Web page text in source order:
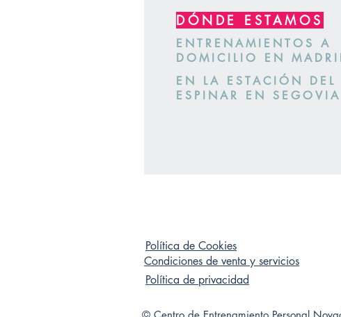
ENTRENAMIENTOS A
DOMICILIO EN
DÓNDE ESTAMOS
EN LA ESTACIÓN DEL
ESPINAR EN SEGOVIA
Política de Cookies
Condiciones de venta y servicios
Política de privacidad